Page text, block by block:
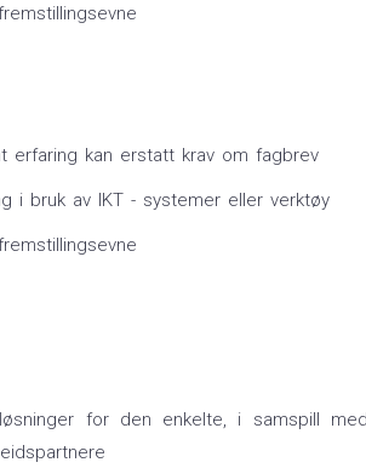
erfaring kan erstatt krav om fagbrev
i bruk av IKT - systemer eller verktøy
for den enkelte, i samspill